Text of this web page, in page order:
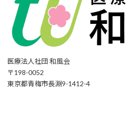
医療法人社団 和風会
〒198-0052
東京都青梅市長淵9-1412-4